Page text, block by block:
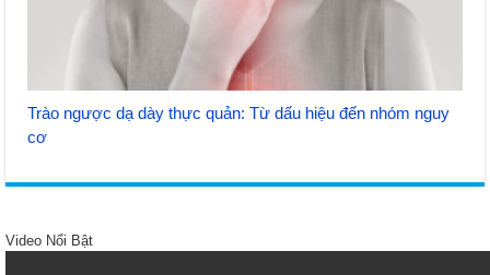
Trào ngược dạ dày thực quản: Từ dấu hiệu đến nhóm nguy
cơ
Video Nổi Bật